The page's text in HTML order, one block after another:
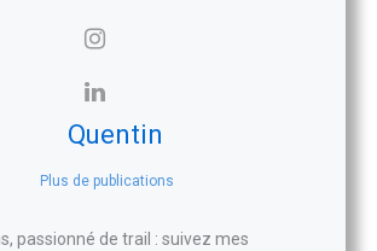
Quentin
Plus de publications
passionné de trail : suivez mes